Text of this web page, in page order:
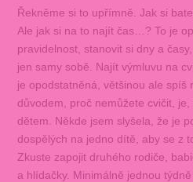
Řekněme si to upřímně. Jak si
Ale jak si na to najít čas…? To je
pravidelnost, stanovit si dny a
jen samy sobě. Najít výmluvu na
je opodstatněná, většinou ale spíš
důvodem, proč nemůžete cvičit,
dětem. Někde jsem slyšela, že je
dospělých na jedno dítě, aby se z
Zkuste zapojit druhého rodiče,
a hlídačky. Minimálně jednou